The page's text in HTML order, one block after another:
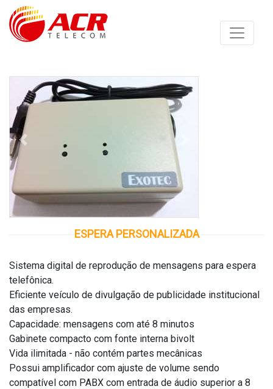
Anterior
ESPERA PERSONALIZADA
Sistema digital de reprodução de mensagens para espera
telefônica.
Eficiente veículo de divulgação de publicidade institucional
das empresas.
Capacidade: mensagens com até 8 minutos
Gabinete compacto com fonte interna bivolt
Vida ilimitada - não contém partes mecânicas
Possui amplificador com ajuste de volume sendo
compatível com PABX com entrada de áudio superior a 8